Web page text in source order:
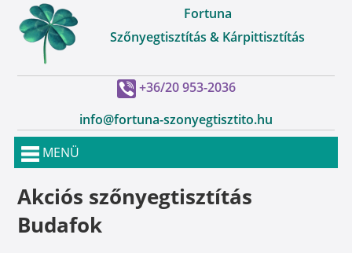
Fortuna
Szőnyegtisztítás & Kárpittisztítás
+36/20 953-2036
info@fortuna-szonyegtisztito.hu
MENÜ
Akciós szőnyegtisztítás
Budafok